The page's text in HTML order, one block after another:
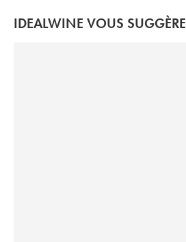
IDEALWINE VOUS SUGGÈRE